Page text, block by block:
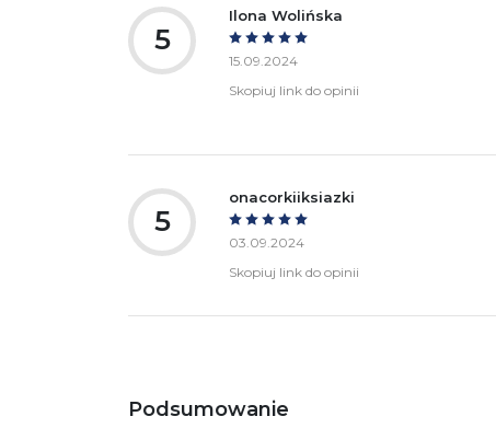
5
Ilona Wolińska
15.09.2024
Skopiuj link do opinii
5
onacorkiiksiazki
03.09.2024
Skopiuj link do opinii
Podsumowanie